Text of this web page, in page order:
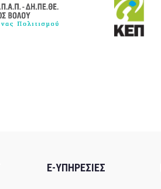
E-ΥΠΗΡΕΣΙΕΣ